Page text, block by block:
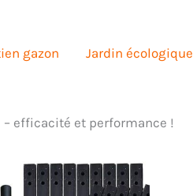
gazon Jardin écologique
– efficacité et performance !